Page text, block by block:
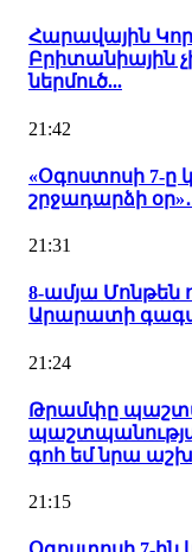
Հարավային
Բրիտանիային
ներմուծ...
21:42
«Օգոստոսի 7-ը
շրջադարձի
21:31
8-ամյա Մոնթեն
Արարատի
21:24
Թրամփը
գոհ եմ նրա
21:15